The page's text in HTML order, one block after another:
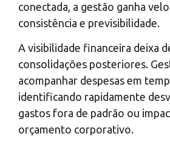
conectada, a gestão ganha
consistência e previsibilidade.
A visibilidade financeira deixa
consolidações posteriores.
acompanhar despesas em
identificando rapidamente
gastos fora de padrão ou
orçamento corporativo.